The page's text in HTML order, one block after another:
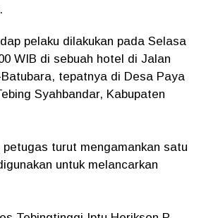
pelaku dilakukan pada Selasa
WIB di sebuah hotel di Jalan
tepatnya di Desa Paya
Syahbandar, Kabupaten
turut mengamankan satu
untuk melancarkan